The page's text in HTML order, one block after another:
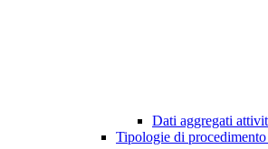
Dati aggregati
Tipologie di procedimento